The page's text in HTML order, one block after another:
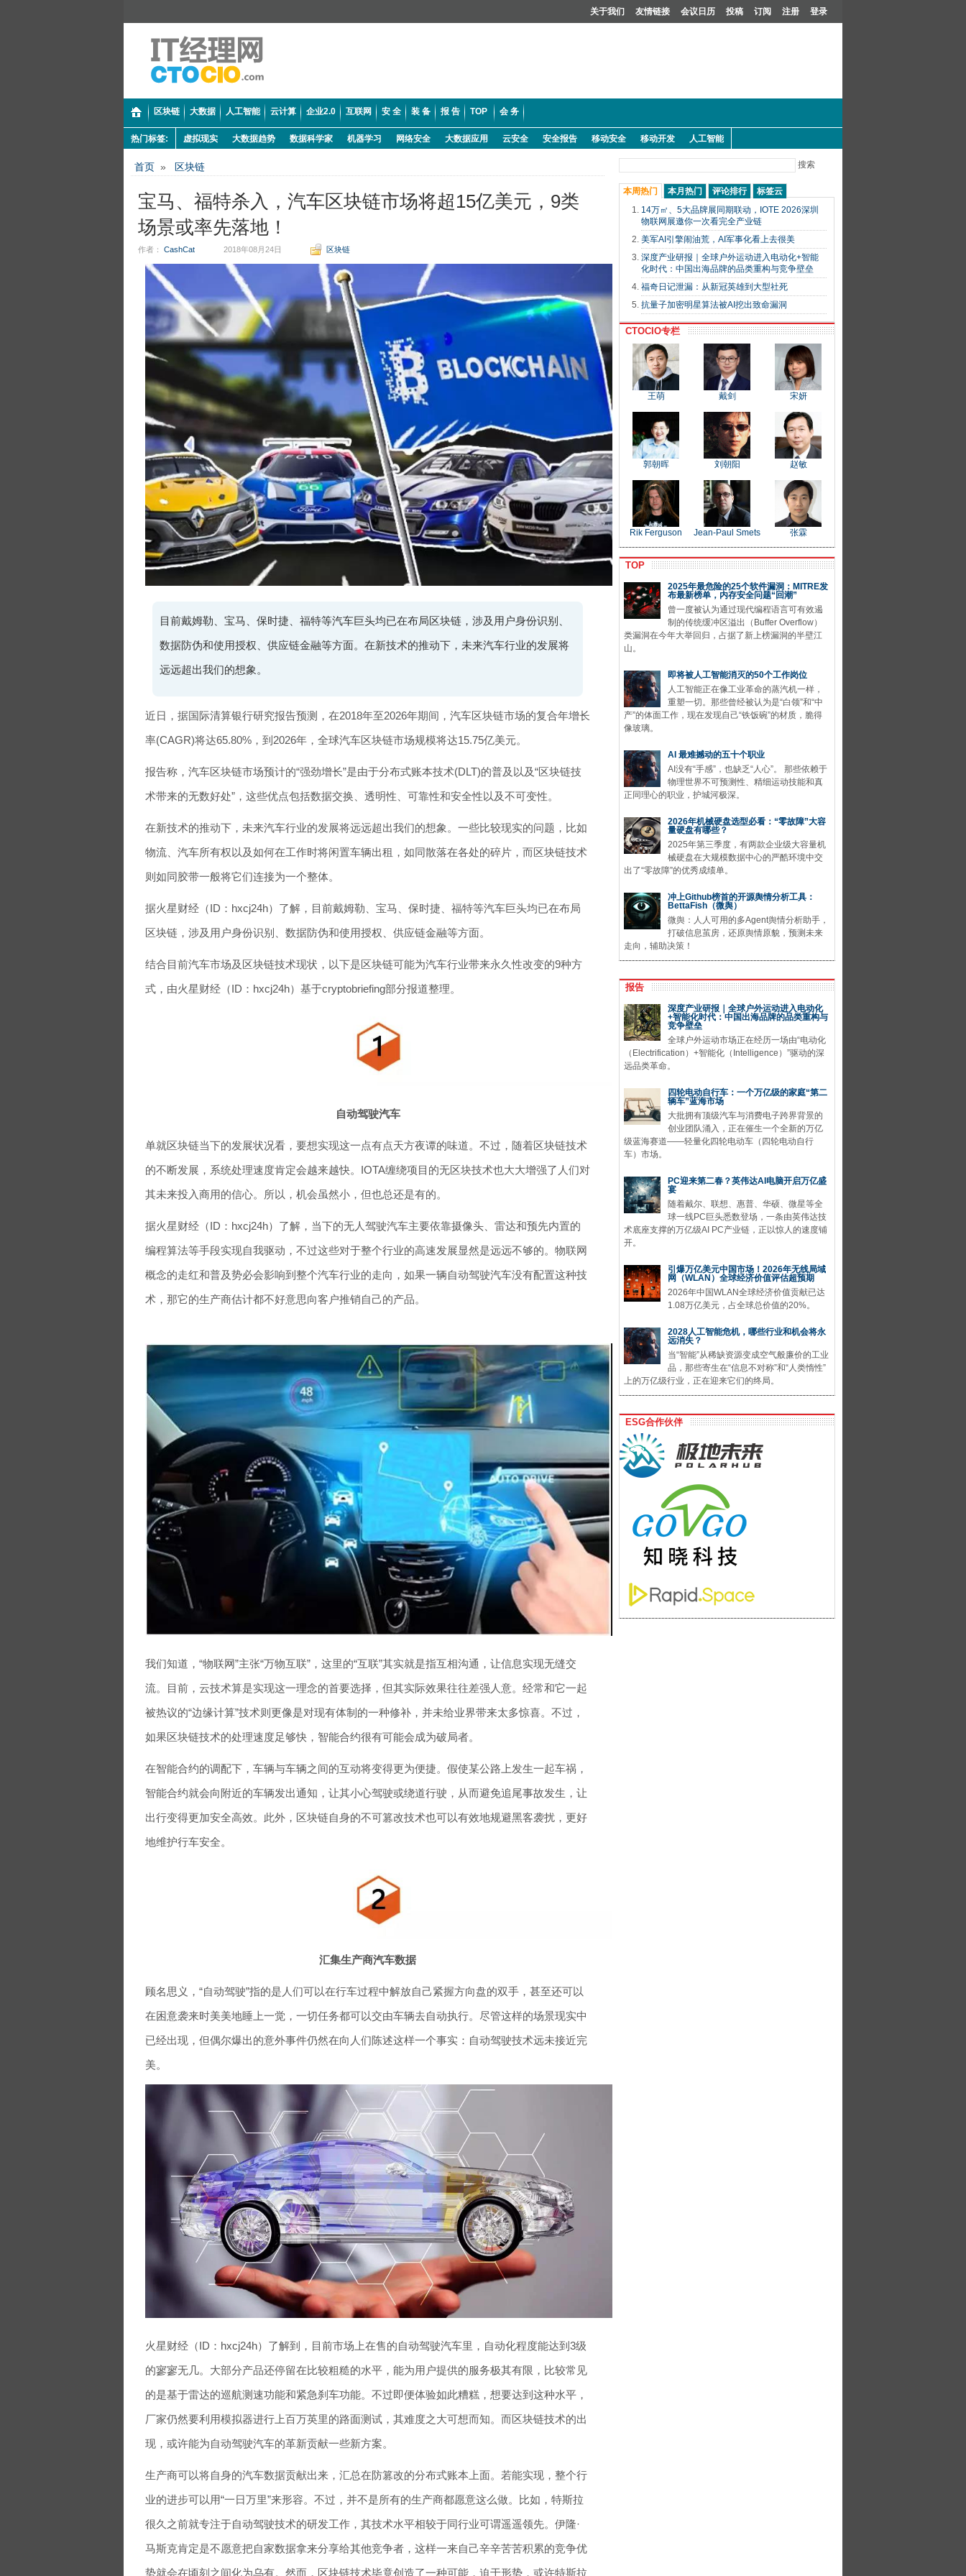
关于我们 友情链接 会议日历 投稿 订阅 注册 登录
区块链 大数据 人工智能 云计算 企业2.0 互联网 安 全 装 备 报 告 TOP 会 务
热门标签: 虚拟现实 大数据趋势 数据科学家 机器学习 网络安全 大数据应用 云安全 安全报告 移动安全 移动开发 人工智能
首页 » 区块链
宝马、福特杀入，汽车区块链市场将超15亿美元，9类
场景或率先落地！
作者： CashCat 2018年08月24日 区块链
目前戴姆勒、宝马、保时捷、福特等汽车巨头均已在布局区块链，涉及用户身份识别、
数据防伪和使用授权、供应链金融等方面。在新技术的推动下，未来汽车行业的发展将
远远超出我们的想象。
近日，据国际清算银行研究报告预测，在2018年至2026年期间，汽车区块链市场的复合年增长
率(CAGR)将达65.80%，到2026年，全球汽车区块链市场规模将达15.75亿美元。
报告称，汽车区块链市场预计的“强劲增长”是由于分布式账本技术(DLT)的普及以及“区块链技
术带来的无数好处”，这些优点包括数据交换、透明性、可靠性和安全性以及不可变性。
在新技术的推动下，未来汽车行业的发展将远远超出我们的想象。一些比较现实的问题，比如
物流、汽车所有权以及如何在工作时将闲置车辆出租，如同散落在各处的碎片，而区块链技术
则如同胶带一般将它们连接为一个整体。
据火星财经（ID：hxcj24h）了解，目前戴姆勒、宝马、保时捷、福特等汽车巨头均已在布局
区块链，涉及用户身份识别、数据防伪和使用授权、供应链金融等方面。
结合目前汽车市场及区块链技术现状，以下是区块链可能为汽车行业带来永久性改变的9种方
式，由火星财经（ID：hxcj24h）基于cryptobriefing部分报道整理。
自动驾驶汽车
单就区块链当下的发展状况看，要想实现这一点有点天方夜谭的味道。不过，随着区块链技术
的不断发展，系统处理速度肯定会越来越快。IOTA缠绕项目的无区块技术也大大增强了人们对
其未来投入商用的信心。所以，机会虽然小，但也总还是有的。
据火星财经（ID：hxcj24h）了解，当下的无人驾驶汽车主要依靠摄像头、雷达和预先内置的
编程算法等手段实现自我驱动，不过这些对于整个行业的高速发展显然是远远不够的。物联网
概念的走红和普及势必会影响到整个汽车行业的走向，如果一辆自动驾驶汽车没有配置这种技
术，那它的生产商估计都不好意思向客户推销自己的产品。
我们知道，“物联网”主张“万物互联”，这里的“互联”其实就是指互相沟通，让信息实现无缝交
流。目前，云技术算是实现这一理念的首要选择，但其实际效果往往差强人意。经常和它一起
被热议的“边缘计算”技术则更像是对现有体制的一种修补，并未给业界带来太多惊喜。不过，
如果区块链技术的处理速度足够快，智能合约很有可能会成为破局者。
在智能合约的调配下，车辆与车辆之间的互动将变得更为便捷。假使某公路上发生一起车祸，
智能合约就会向附近的车辆发出通知，让其小心驾驶或绕道行驶，从而避免追尾事故发生，让
出行变得更加安全高效。此外，区块链自身的不可篡改技术也可以有效地规避黑客袭扰，更好
地维护行车安全。
汇集生产商汽车数据
顾名思义，“自动驾驶”指的是人们可以在行车过程中解放自己紧握方向盘的双手，甚至还可以
在困意袭来时美美地睡上一觉，一切任务都可以交由车辆去自动执行。尽管这样的场景现实中
已经出现，但偶尔爆出的意外事件仍然在向人们陈述这样一个事实：自动驾驶技术远未接近完
美。
火星财经（ID：hxcj24h）了解到，目前市场上在售的自动驾驶汽车里，自动化程度能达到3级
的寥寥无几。大部分产品还停留在比较粗糙的水平，能为用户提供的服务极其有限，比较常见
的是基于雷达的巡航测速功能和紧急刹车功能。不过即便体验如此糟糕，想要达到这种水平，
厂家仍然要利用模拟器进行上百万英里的路面测试，其难度之大可想而知。而区块链技术的出
现，或许能为自动驾驶汽车的革新贡献一些新方案。
生产商可以将自身的汽车数据贡献出来，汇总在防篡改的分布式账本上面。若能实现，整个行
业的进步可以用“一日万里”来形容。不过，并不是所有的生产商都愿意这么做。比如，特斯拉
很久之前就专注于自动驾驶技术的研发工作，其技术水平相较于同行业可谓遥遥领先。伊隆·
马斯克肯定是不愿意把自家数据拿来分享给其他竞争者，这样一来自己辛辛苦苦积累的竞争优
势就会在顷刻之间化为乌有。然而，区块链技术毕竟创造了一种可能，迫于形势，或许特斯拉
搜索
本周热门 本月热门 评论排行
标签云
14万㎡、5大品牌展同期联动，IOTE 2026深圳
物联网展邀你一次看完全产业链
美军AI引擎闹油荒，AI军事化看上去很美
深度产业研报｜全球户外运动进入电动化+智能
化时代：中国出海品牌的品类重构与竞争壁垒
福奇日记泄漏：从新冠英雄到大型社死
抗量子加密明星算法被AI挖出致命漏洞
CTOCIO专栏
王萌 戴剑 宋妍
郭朝晖 刘朝阳 赵敏
Rik Ferguson Jean-Paul Smets 张霖
TOP
2025年最危险的25个软件漏洞：MITRE发
布最新榜单，内存安全问题“回潮”
曾一度被认为通过现代编程语言可有效遏
制的传统缓冲区溢出（Buffer Overflow）
类漏洞在今年大举回归，占据了新上榜漏洞的半壁江
山。
即将被人工智能消灭的50个工作岗位
人工智能正在像工业革命的蒸汽机一样，
重塑一切。那些曾经被认为是“白领”和“中
产”的体面工作，现在发现自己“铁饭碗”的材质，脆得
像玻璃。
AI 最难撼动的五十个职业
AI没有“手感”，也缺乏“人心”。 那些依赖于
物理世界不可预测性、精细运动技能和真
正同理心的职业，护城河极深。
2026年机械硬盘选型必看：“零故障”大容
量硬盘有哪些？
2025年第三季度，有两款企业级大容量机
械硬盘在大规模数据中心的严酷环境中交
出了“零故障”的优秀成绩单。
冲上Github榜首的开源舆情分析工具：
BettaFish（微舆）
微舆：人人可用的多Agent舆情分析助手，
打破信息茧房，还原舆情原貌，预测未来
走向，辅助决策！
报告
深度产业研报｜全球户外运动进入电动化
+智能化时代：中国出海品牌的品类重构与
竞争壁垒
全球户外运动市场正在经历一场由“电动化
（Electrification）+智能化（Intelligence）”驱动的深
远品类革命。
四轮电动自行车：一个万亿级的家庭“第二
辆车”蓝海市场
大批拥有顶级汽车与消费电子跨界背景的
创业团队涌入，正在催生一个全新的万亿
级蓝海赛道——轻量化四轮电动车（四轮电动自行
车）市场。
PC迎来第二春？英伟达AI电脑开启万亿盛
宴
随着戴尔、联想、惠普、华硕、微星等全
球一线PC巨头悉数登场，一条由英伟达技
术底座支撑的万亿级AI PC产业链，正以惊人的速度铺
开。
引爆万亿美元中国市场！2026年无线局域
网（WLAN）全球经济价值评估超预期
2026年中国WLAN全球经济价值贡献已达
1.08万亿美元，占全球总价值的20%。
2028人工智能危机，哪些行业和机会将永
远消失？
当“智能”从稀缺资源变成空气般廉价的工业
品，那些寄生在“信息不对称”和“人类惰性”
上的万亿级行业，正在迎来它们的终局。
ESG合作伙伴